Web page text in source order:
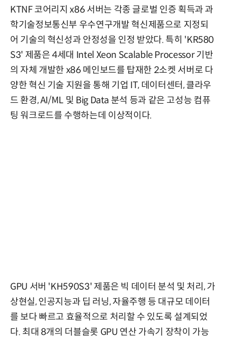
KTNF 코어리지 x86 서버는 각종 글로벌 인증 획득과 과
학기술정보통신부 우수연구개발 혁신제품으로 지정되
어 기술의 혁신성과 안정성을 인정 받았다. 특히 'KR580
S3' 제품은 4세대 Intel Xeon Scalable Processor 기반
의 자체 개발한 x86 메인보드를 탑재한 2소켓 서버로 다
양한 혁신 기술 지원을 통해 기업 IT, 데이터센터, 클라우
드 환경, AI/ML 및 Big Data 분석 등과 같은 고성능 컴퓨
팅 워크로드를 수행하는데 이상적이다.
GPU 서버 'KH590S3' 제품은 빅 데이터 분석 및 처리, 가
상현실, 인공지능과 딥 러닝, 자율주행 등 대규모 데이터
를 보다 빠르고 효율적으로 처리할 수 있도록 설계되었
다. 최대 8개의 더블슬롯 GPU 연산 가속기 장착이 가능